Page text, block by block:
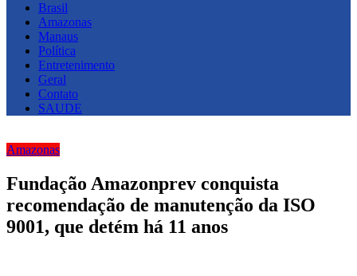
Brasil
Amazonas
Manaus
Política
Entretenimento
Geral
Contato
SAUDE
Amazonas
Fundação Amazonprev conquista
recomendação de manutenção da ISO
9001, que detém há 11 anos